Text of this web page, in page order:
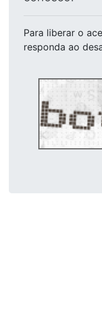
Para liberar o
responda ao